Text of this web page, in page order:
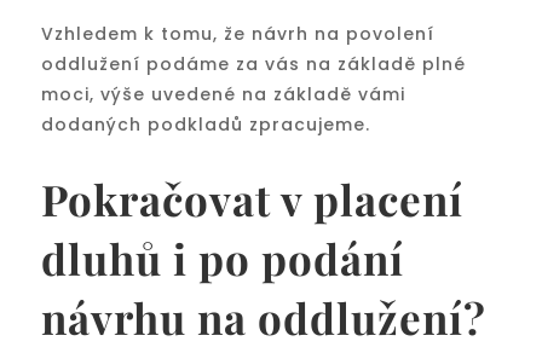
Vzhledem k tomu, že návrh na povolení
oddlužení podáme za vás na základě plné
moci, výše uvedené na základě vámi
dodaných podkladů zpracujeme.
Pokračovat v placení
dluhů i po podání
návrhu na oddlužení?